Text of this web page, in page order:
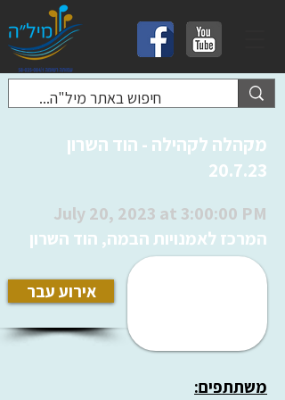
מקהלה לקהילה - הוד השרון
20.7.23
July 20, 2023 at 3:00:00 PM
המרכז לאמנויות הבמה, הוד השרון
אירוע עבר
משתתפים: